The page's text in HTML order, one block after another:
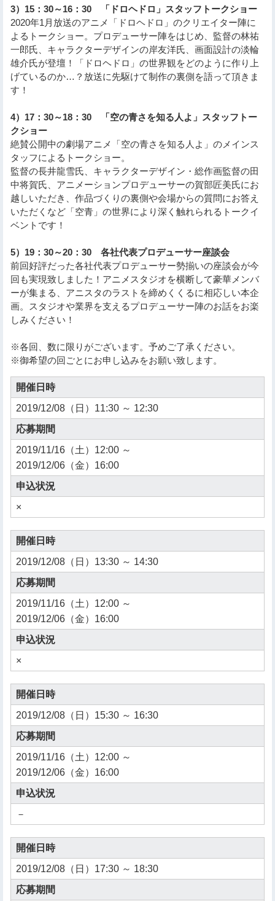
3）15：30～16：30 「ドロヘドロ」スタッフトークショー
2020年1月放送のアニメ「ドロヘドロ」のクリエイター陣に
よるトークショー。プロデューサー陣をはじめ、監督の林祐
一郎氏、キャラクターデザインの岸友洋氏、画面設計の淡輪
雄介氏が登壇！「ドロヘドロ」の世界観をどのように作り上
げているのか…？放送に先駆けて制作の裏側を語って頂きま
す！
4）17：30～18：30 「空の青さを知る人よ」スタッフトー
クショー
絶賛公開中の劇場アニメ「空の青さを知る人よ」のメインス
タッフによるトークショー。
監督の長井龍雪氏、キャラクターデザイン・総作画監督の田
中将賀氏、アニメーションプロデューサーの賀部匠美氏にお
越しいただき、作品づくりの裏側や会場からの質問にお答え
いただくなど「空青」の世界により深く触れられるトークイ
ベントです！
5）19：30～20：30 各社代表プロデューサー座談会
前回好評だった各社代表プロデューサー勢揃いの座談会が今
回も実現致しました！アニメスタジオを横断して豪華メンバ
ーが集まる、アニスタのラストを締めくくるに相応しい本企
画。スタジオや業界を支えるプロデューサー陣のお話をお楽
しみください！
※各回、数に限りがございます。予めご了承ください。
※御希望の回ごとにお申し込みをお願い致します。
開催日時
2019/12/08（日）11:30 ～ 12:30
応募期間
2019/11/16（土）12:00 ～
2019/12/06（金）16:00
申込状況
×
開催日時
2019/12/08（日）13:30 ～ 14:30
応募期間
2019/11/16（土）12:00 ～
2019/12/06（金）16:00
申込状況
×
開催日時
2019/12/08（日）15:30 ～ 16:30
応募期間
2019/11/16（土）12:00 ～
2019/12/06（金）16:00
申込状況
－
開催日時
2019/12/08（日）17:30 ～ 18:30
応募期間